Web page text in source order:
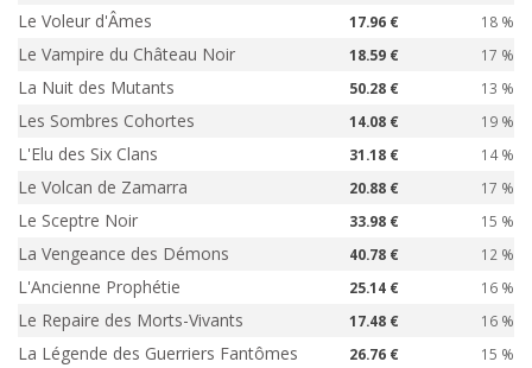
Le Voleur d'Âmes 17.96 € 18 %
Le Vampire du Château Noir 18.59 € 17 %
La Nuit des Mutants 50.28 € 13 %
Les Sombres Cohortes 14.08 € 19 %
L'Elu des Six Clans 31.18 € 14 %
Le Volcan de Zamarra 20.88 € 17 %
Le Sceptre Noir 33.98 € 15 %
La Vengeance des Démons 40.78 € 12 %
L'Ancienne Prophétie 25.14 € 16 %
Le Repaire des Morts-Vivants 17.48 € 16 %
La Légende des Guerriers Fantômes 26.76 € 15 %